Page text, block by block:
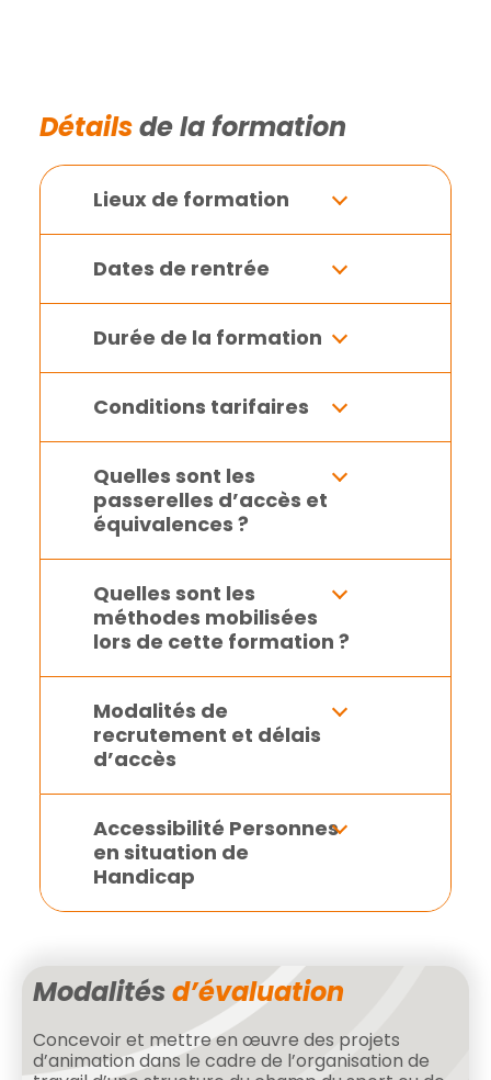
Détailsde la formation
Lieux de formation
Dates de rentrée
Durée de la formation
Conditions tarifaires
Quelles sont les
passerelles d’accès et
équivalences ?
Quelles sont les
méthodes mobilisées
lors de cette formation ?
Modalités de
recrutement et délais
d’accès
Accessibilité Personnes
en situation de
Handicap
Modalitésd’évaluation
Concevoir et mettre en œuvre des projets
d’animation dans le cadre de l’organisation de